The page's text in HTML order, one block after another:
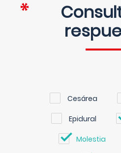
Cesárea
Epidural
Molestia